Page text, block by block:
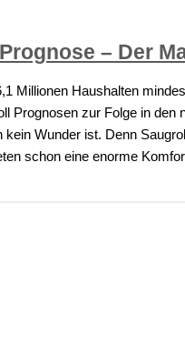
– Der
Millionen Haushalten
Prognosen zur Folge in den
kein Wunder ist. Denn
schon eine enorme